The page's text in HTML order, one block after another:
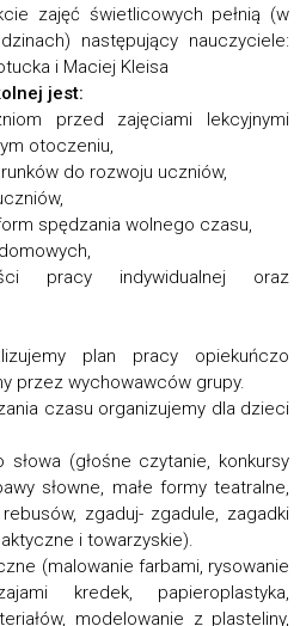
zajęć świetlicowych pełnią (w
następujący nauczyciele:
i Maciej Kleisa
jest:
przed zajęciami lekcyjnymi
otoczeniu,
do rozwoju uczniów,
spędzania wolnego czasu,
pracy indywidualnej oraz
plan pracy opiekuńczo
przez wychowawców grupy.
czasu organizujemy dla dzieci
(głośne czytanie, konkursy
słowne, małe formy teatralne,
zgaduj- zgadule, zagadki
i towarzyskie).
(malowanie farbami, rysowanie
kredek, papieroplastyka,
modelowanie z plasteliny,